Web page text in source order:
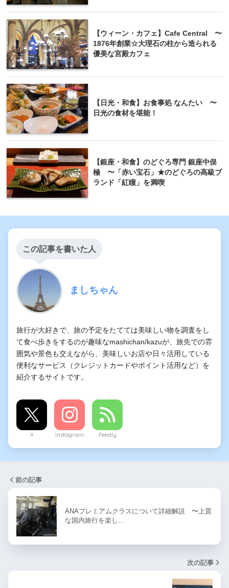
【ウィーン・カフェ】Cafe Central 〜
1876年創業☆大理石の柱から造られる
優美な宮殿カフェ
【日光・和食】お食事処 なんたい 〜
日光の食材を堪能！
【銀座・和食】のどぐろ専門 銀座中俣
極 〜「赤い宝石」★のどぐろの高級ブ
ランド「紅瞳」を満喫
この記事を書いた人
ましちゃん
旅行が大好きで、旅の予定をたてては美味しい物を調査をし
て食べ歩きをするのが趣味なmashichan/kazuが、旅先での雰
囲気や景色も交えながら、美味しいお店や日々活用している
便利なサービス（クレジットカードやポイント活用など）を
紹介するサイトです。
X Instagram Feedly
前の記事
ANAプレミアムクラスについて詳細解説 〜上質
な国内旅行を楽し…
次の記事